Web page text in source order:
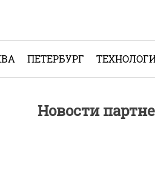
ПЕТЕРБУРГ
Новости